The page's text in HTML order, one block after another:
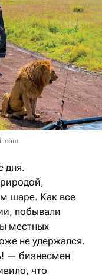
дня.
шаре. Как все
побывали
местных
не удержался.
— бизнесмен
что